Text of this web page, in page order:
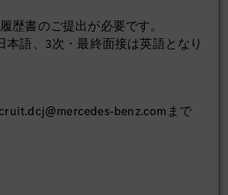
歴書のご提出が必要です。
本語、3次・最終面接は英語となり
benz.comまで